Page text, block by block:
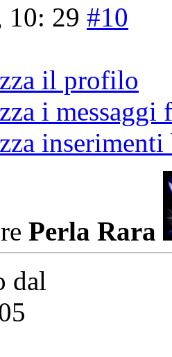
10: 29 #10
il profilo
i messaggi
inserimenti
Perla Rara
dal